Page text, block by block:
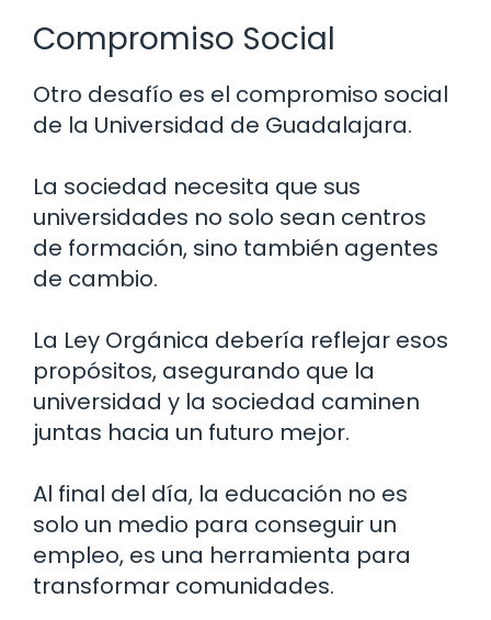
Compromiso Social
Otro desafío es el compromiso social
de la Universidad de Guadalajara.
La sociedad necesita que sus
universidades no solo sean centros
de formación, sino también agentes
de cambio.
La Ley Orgánica debería reflejar esos
propósitos, asegurando que la
universidad y la sociedad caminen
juntas hacia un futuro mejor.
Al final del día, la educación no es
solo un medio para conseguir un
empleo, es una herramienta para
transformar comunidades.